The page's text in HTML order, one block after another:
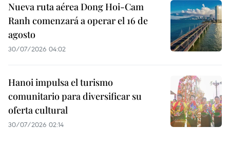
Nueva ruta aérea Dong Hoi-Cam
Ranh comenzará a operar el 16 de
agosto
30/07/2026 04:02
Hanoi impulsa el turismo
comunitario para diversificar su
oferta cultural
30/07/2026 02:14